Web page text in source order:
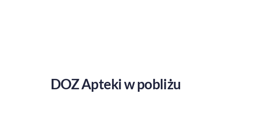
DOZ Apteki w pobliżu